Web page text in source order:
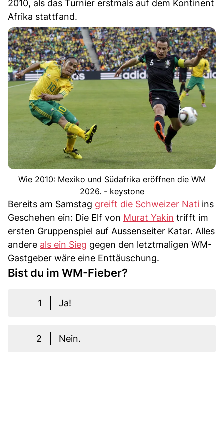
2010, als das Turnier erstmals auf dem Kontinent
Afrika stattfand.
Wie 2010: Mexiko und Südafrika eröffnen die WM
2026. - keystone
Bereits am Samstag greift die Schweizer Nati ins
Geschehen ein: Die Elf von Murat Yakin trifft im
ersten Gruppenspiel auf Aussenseiter Katar. Alles
andere als ein Sieg gegen den letztmaligen WM-
Gastgeber wäre eine Enttäuschung.
Bist du im WM-Fieber?
1 Ja!
2 Nein.